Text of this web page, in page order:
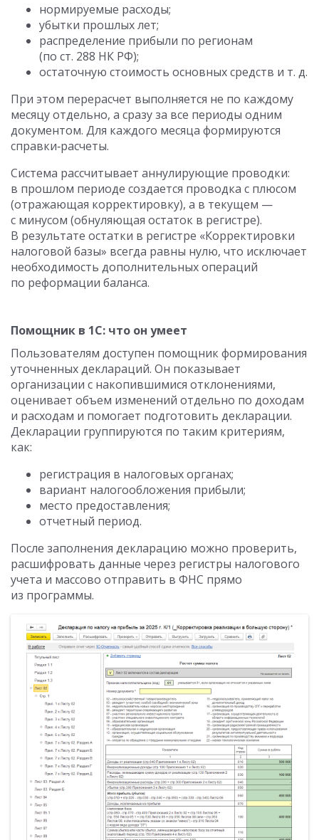
нормируемые расходы;
убытки прошлых лет;
распределение прибыли по регионам
(по ст. 288 НК РФ);
остаточную стоимость основных средств и т. д.
При этом перерасчет выполняется не по каждому
месяцу отдельно, а сразу за все периоды одним
документом. Для каждого месяца формируются
справки‑расчеты.
Система рассчитывает аннулирующие проводки:
в прошлом периоде создается проводка с плюсом
(отражающая корректировку), а в текущем —
с минусом (обнуляющая остаток в регистре).
В результате остатки в регистре «Корректировки
налоговой базы» всегда равны нулю, что исключает
необходимость дополнительных операций
по реформации баланса.
Помощник в 1С: что он умеет
Пользователям доступен помощник формирования
уточненных деклараций. Он показывает
организации с накопившимися отклонениями,
оценивает объем изменений отдельно по доходам
и расходам и помогает подготовить декларации.
Декларации группируются по таким критериям,
как:
регистрация в налоговых органах;
вариант налогообложения прибыли;
место предоставления;
отчетный период.
После заполнения декларацию можно проверить,
расшифровать данные через регистры налогового
учета и массово отправить в ФНС прямо
из программы.